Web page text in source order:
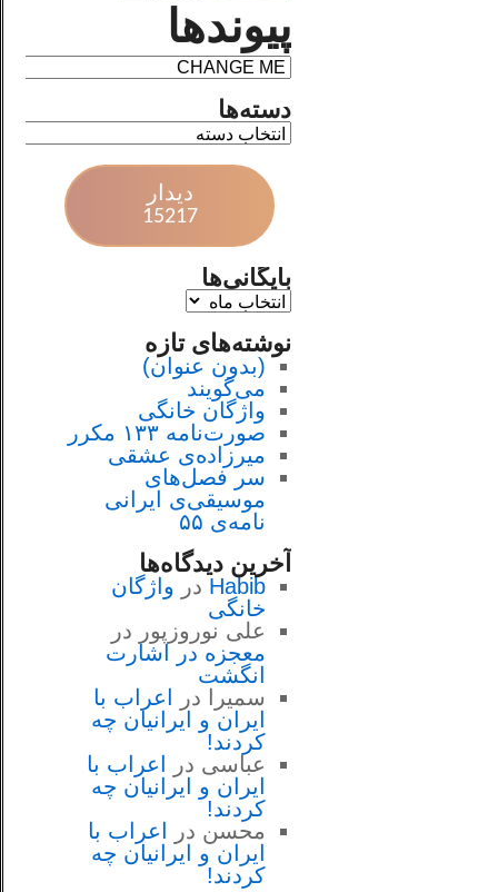
پیوندها
دسته‌ها
دیدار
15217
بایگانی‌ها
نوشته‌های تازه
(بدون عنوان)
می‌گویند
واژگان خانگی
صورت‌نامه ۱۳۳ مکرر
میرزاده‌ی عشقی
سر فصل‌هاى
موسيقى‌ی ايرانى
نامه‌ی ۵۵
آخرین دیدگاه‌ها
Habib در واژگان
خانگی
علی نوروزپور در
معجزه در اشارت
انگشت
سمیرا
در
اعراب با
ايران و ايرانيان چه
كردند!
عباسی در
اعراب با
ايران و ايرانيان چه
كردند!
محسن در
اعراب با
ايران و ايرانيان چه
كردند!